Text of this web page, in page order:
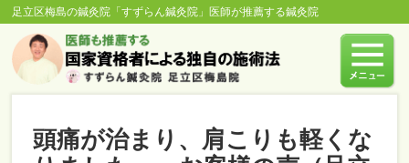
足立区梅島の鍼灸院「すずらん鍼灸院」医師が推薦する鍼灸院
頭痛が治まり、肩こりも軽くな